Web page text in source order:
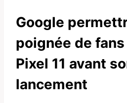
Google
poignée de
Pixel 11 avant
lancement